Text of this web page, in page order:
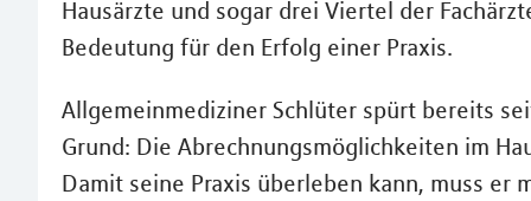
Hausärzte und sogar drei Viertel der
Bedeutung für den Erfolg einer Praxis.
Allgemeinmediziner Schlüter spürt bereits
Grund: Die Abrechnungsmöglichkeiten im
Damit seine Praxis überleben kann, muss er